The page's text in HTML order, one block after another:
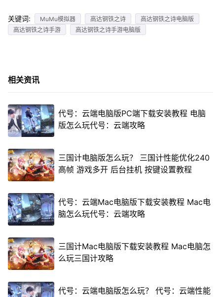
关键词: MuMu模拟器 高达钢铁之诗
高达钢铁之诗电脑版
高达钢铁之诗手游
高达钢铁之诗手游电脑版
相关资讯
代号：云端电脑版PC端下载安装教程 电脑
版怎么玩代号：云端攻略
三国计电脑版怎么玩？ 三国计性能优化240
高帧 游戏多开 后台挂机 按键设置教程
代号：云端Mac电脑版下载安装教程 Mac电
脑怎么玩代号：云端攻略
三国计Mac电脑版下载安装教程 Mac电脑怎
么玩三国计攻略
代号：云端电脑版怎么玩？ 代号：云端性能